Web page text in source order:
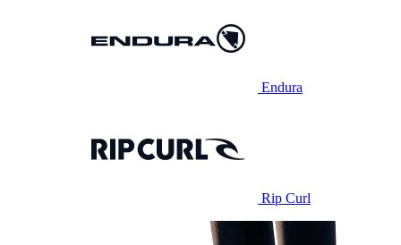
Endura
Rip Curl